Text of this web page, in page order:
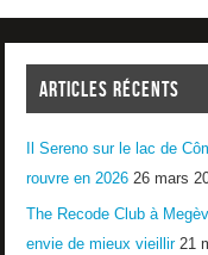
ARTICLES RÉCENTS
Il Sereno sur le lac de
rouvre en 2026 26 mars
The Recode Club à
envie de mieux vieillir 21